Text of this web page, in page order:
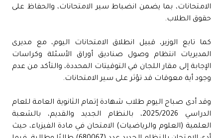
الامتحانات، بما يضمن انضباط سير الامتحانات، والحفاظ على
حقوق الطلاب.
كما تابع الوزير، قبيل انطلاق الامتحانات اليوم، مع مديرى
المديريات انتظام وصول صناديق أوراق الأسئلة وكراسات
الإجابة إلى مقار اللجان في التوقيتات المحددة، والتأكد من عدم
وجود أية معوقات قد تؤثر على سير الامتحانات.
وقد أدى صباح اليوم طلاب شهادة إتمام الثانوية العامة للعام
الدراسي 2025/2026، بالنظام الجديد والقديم، بالشعبة
العلمية (العلوم والرياضيات) الامتحان في مادة الفيزياء، حيث